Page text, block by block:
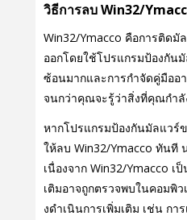
วิธีการลบ Win32/
Win32/Ymacco คือการติดมั
ออกโดยใช้โปรแกรมป้องกัน
ซ้อนมากและการกําจัดคู่มืออ
จนกว่าคุณจะรู้ว่าสิ่งที่คุณกําลั
หากโปรแกรมป้องกันมัลแว
ให้ลบ Win32/Ymacco ทันที
เนื่องจาก Win32/Ymacco เ
เติมอาจถูกตรวจพบในคอมพิ
งดําเนินการเพิ่มเติม เช่น ก